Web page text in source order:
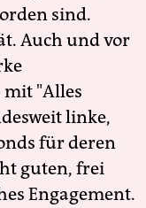
sind.
Auch und vor
mit "Alles
linke,
für deren
guten, frei
Engagement.